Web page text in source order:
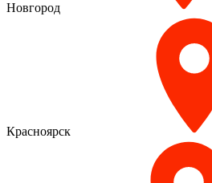
Новгород
Красноярск